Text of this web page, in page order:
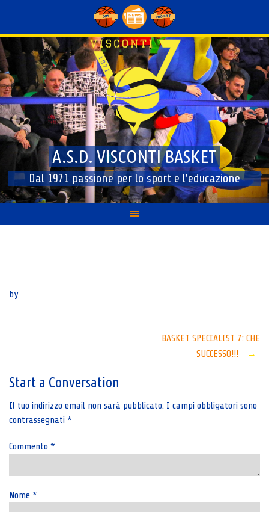
content
A.S.D. VISCONTI BASKET
Dal 1971 passione per lo sport e l'educazione
by
BASKET SPECIALIST 7: CHE
SUCCESSO!!!
→
Start a Conversation
Il tuo indirizzo email non sarà pubblicato. I campi obbligatori sono
contrassegnati *
Commento *
Nome *